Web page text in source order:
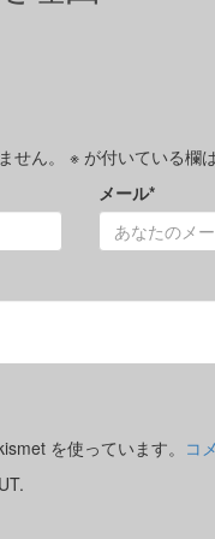
せん。 ※ が付いている欄
メール*
を使っています。 コ